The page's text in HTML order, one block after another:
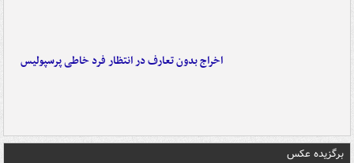
اخراج بدون تعارف در انتظار فرد خاطی پرسپولیس
برگزیده عکس